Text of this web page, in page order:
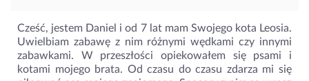
Cześć, jestem Daniel i od 7 lat mam Swojego kota Leosia.
Uwielbiam zabawę z nim różnymi wędkami czy innymi
zabawkami. W przeszłości opiekowałem się psami i
kotami mojego brata. Od czasu do czasu zdarza mi się